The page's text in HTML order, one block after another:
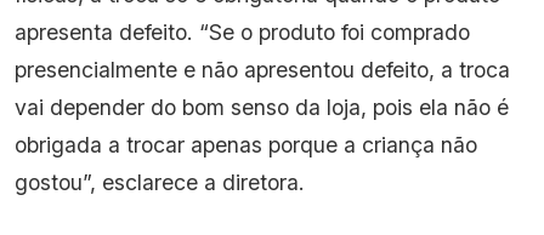
apresenta defeito. “Se o produto foi comprado
presencialmente e não apresentou defeito, a troca
vai depender do bom senso da loja, pois ela não é
obrigada a trocar apenas porque a criança não
gostou”, esclarece a diretora.